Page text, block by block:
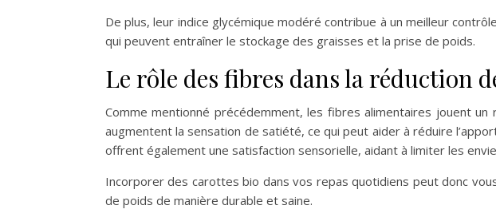
De plus, leur indice glycémique modéré contribue à un meilleur
qui peuvent entraîner le stockage des graisses et la prise de poids.
Le rôle des fibres dans la réduction
Comme mentionné précédemment, les fibres alimentaires jouent
augmentent la sensation de satiété, ce qui peut aider à réduire
offrent également une satisfaction sensorielle, aidant à limiter les
Incorporer des carottes bio dans vos repas quotidiens peut donc
de poids de manière durable et saine.